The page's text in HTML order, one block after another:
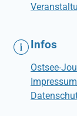
Infos
Ostsee-
Impressum